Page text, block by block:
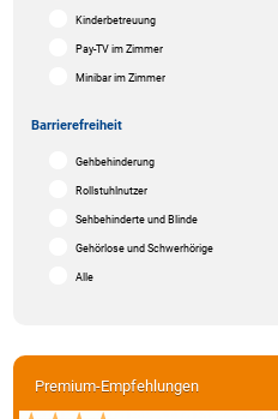
Premium-Empfehlungen
Kinderbetreuung
Pay-TV im Zimmer
Minibar im Zimmer
Barrierefreiheit
Gehbehinderung
Rollstuhlnutzer
Sehbehinderte und Blinde
Gehörlose und Schwerhörige
Alle